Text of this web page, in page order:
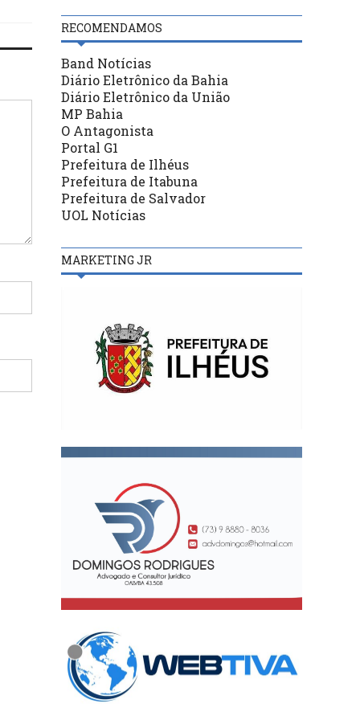
RECOMENDAMOS
Band Notícias
Diário Eletrônico da Bahia
Diário Eletrônico da União
MP Bahia
O Antagonista
Portal G1
Prefeitura de Ilhéus
Prefeitura de Itabuna
Prefeitura de Salvador
UOL Notícias
MARKETING JR